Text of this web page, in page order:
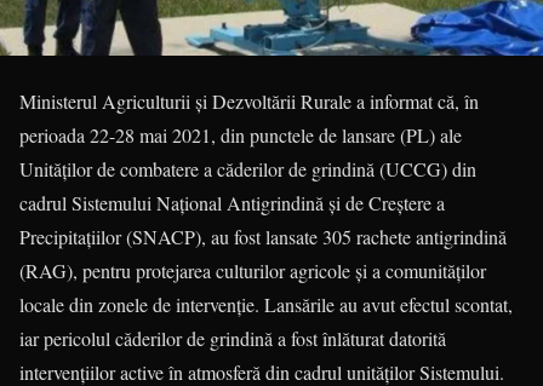
Ministerul Agriculturii și Dezvoltării Rurale a informat că, în
perioada 22-28 mai 2021, din punctele de lansare (PL) ale
Unităților de combatere a căderilor de grindină (UCCG) din
cadrul Sistemului Național Antigrindină și de Creștere a
Precipitațiilor (SNACP), au fost lansate 305 rachete antigrindină
(RAG), pentru protejarea culturilor agricole și a comunităților
locale din zonele de intervenție. Lansările au avut efectul scontat,
iar pericolul căderilor de grindină a fost înlăturat datorită
intervențiilor active în atmosferă din cadrul unităților Sistemului.